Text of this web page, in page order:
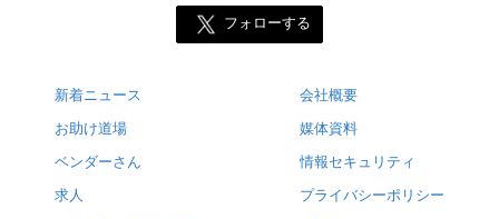
フォローする
新着ニュース
お助け道場
ベンダーさん
求人
会社概要
媒体資料
情報セキュリティ
プライバシーポリシー